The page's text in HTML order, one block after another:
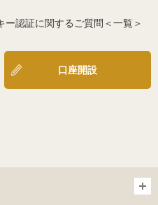
認証に関するご質問＜一覧＞
口座開設